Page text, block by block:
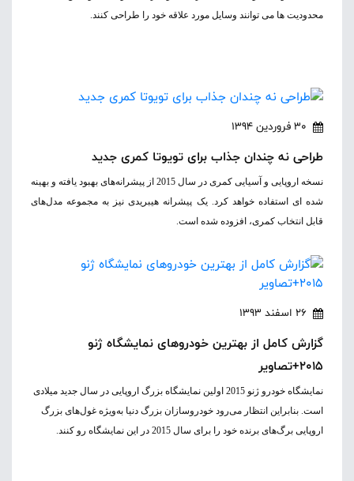
محدودیت ها می توانند وسایل مورد علاقه خود را طراحی کنند.
30 فروردین 1394
طراحی نه چندان جذاب برای تویوتا کمری جدید
نسخه اروپایی و آسیایی کمری در سال 2015 از پیشرانه‌های بهبود یافته و بهینه
شده ای استفاده خواهد کرد. یک پیشرانه هیبریدی نیز به مجموعه مدل‌های
قابل انتخاب کمری، افزوده شده است.
26 اسفند 1393
گزارش کامل از بهترین خودروهای نمایشگاه ژنو
2015+تصاویر
نمایشگاه خودرو ژنو 2015 اولین نمایشگاه بزرگ اروپایی در سال جدید میلادی
است. بنابراین انتظار می‌رود خودروسازان بزرگ دنیا به‌ویژه غول‌های بزرگ
اروپایی برگ‌های برنده خود را برای سال 2015 در این نمایشگاه رو کنند.